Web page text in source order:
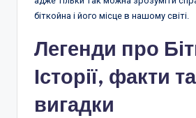
біткойна і його місце в нашому світі.
Легенди про
Історії, факти та
вигадки